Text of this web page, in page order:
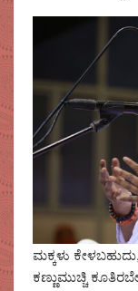
ಮಕ್ಕಳು
ಕಣ್ಣುಮುಚ್ಚಿ